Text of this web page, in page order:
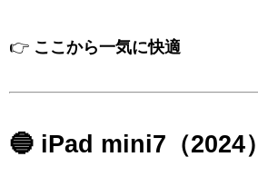
👉 ここから一気に快適
🔵 iPad mini7（2024）